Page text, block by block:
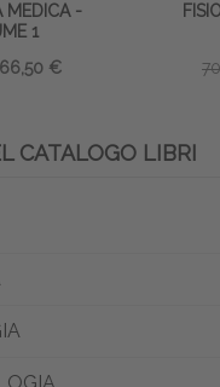
MEDICA -
1
66,50 €
CATALOGO LIBRI